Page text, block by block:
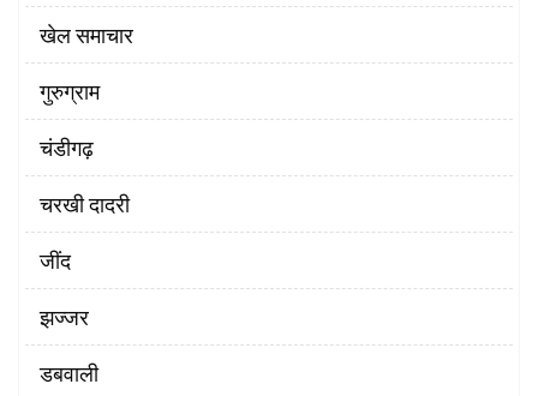
खेल समाचार
गुरुग्राम
चंडीगढ़
चरखी दादरी
‌जींद
झज्जर
डबवाली